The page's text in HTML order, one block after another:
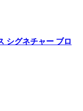
シグネチャー ブロ